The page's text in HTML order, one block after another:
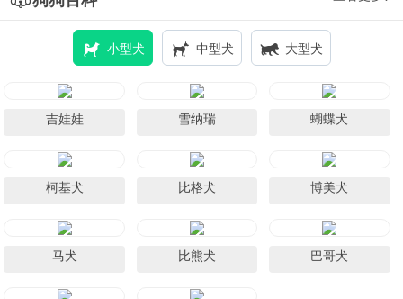
小型犬 中型犬 大型犬
吉娃娃 雪纳瑞 蝴蝶犬
柯基犬 比格犬 博美犬
马犬 比熊犬 巴哥犬